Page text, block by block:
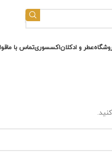
عطر و ادکلاناکسسوریتماس با ما